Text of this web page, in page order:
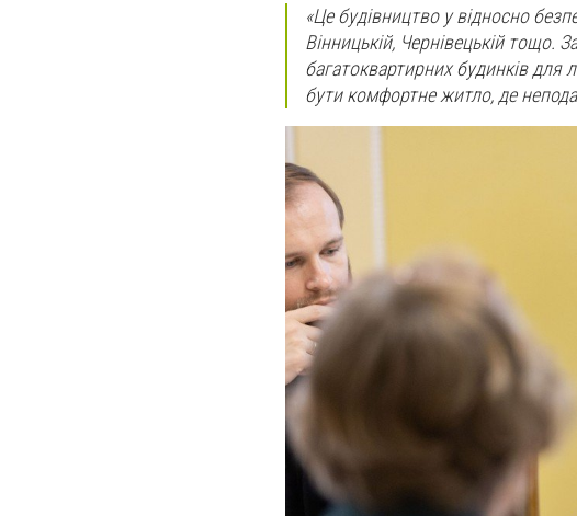
«Це будівництво у відносно
Вінницькій, Чернівецькій тощо.
багатоквартирних будинків для
бути комфортне житло, де